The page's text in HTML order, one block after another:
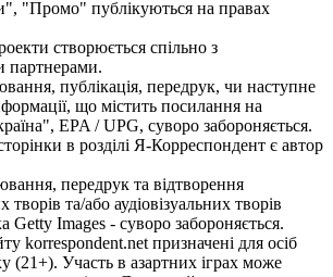
"Промо" публікуються на правах
створюється спільно з
партнерами.
публікація, передрук, чи наступне
що містить посилання на
EPA / UPG, суворо забороняється.
в розділі Я-Корреспондент є автор
передрук та відтворення
творів та/або аудіовізуальних творів
Getty Images - суворо забороняється.
korrespondent.net призначені для осіб
(21+). Участь в азартних іграх може